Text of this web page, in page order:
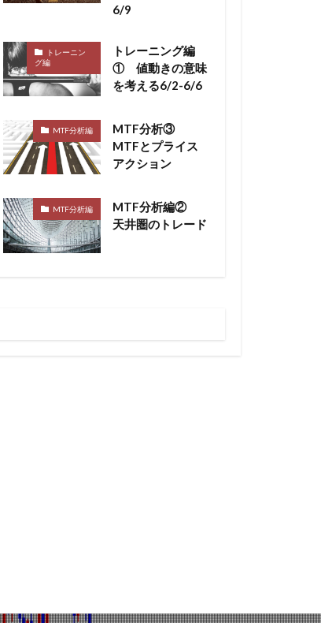
6/9
トレーニン
グ編
トレーニング編
① 値動きの意味
を考える6/2-6/6
MTF分析編
MTF分析③
MTFとプライス
アクション
MTF分析編
MTF分析編②
天井圏のトレード